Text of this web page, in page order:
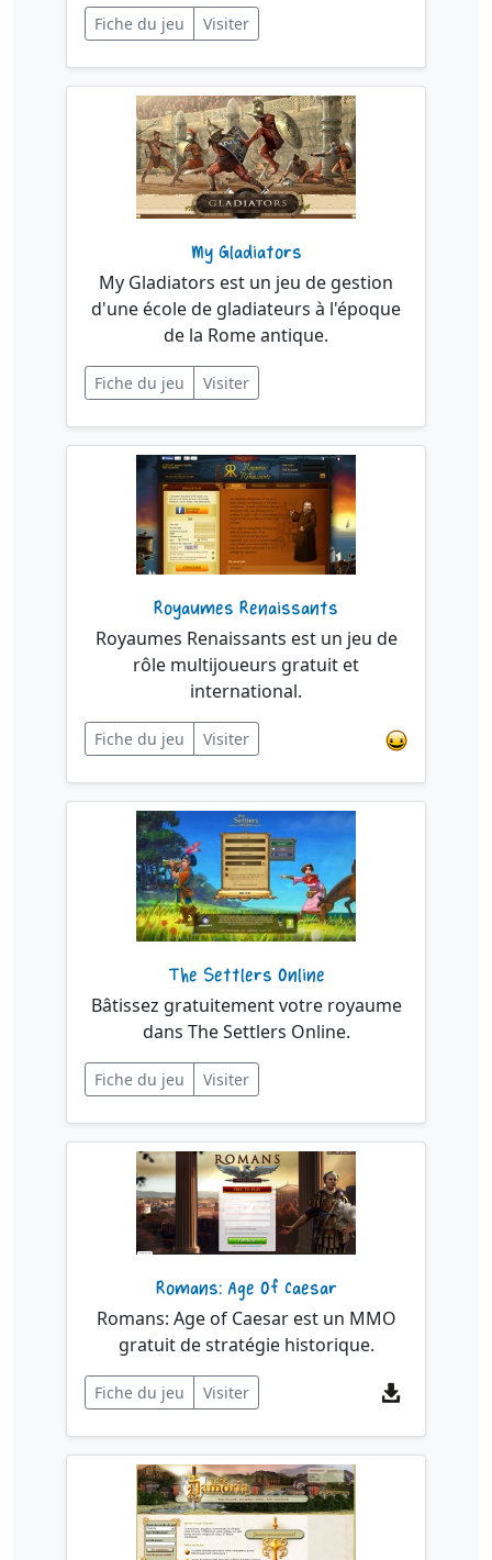
Fiche du jeu Visiter
My Gladiators
My Gladiators est un jeu de gestion
d'une école de gladiateurs à l'époque
de la Rome antique.
Fiche du jeu Visiter
Royaumes Renaissants
Royaumes Renaissants est un jeu de
rôle multijoueurs gratuit et
international.
Fiche du jeu Visiter
The Settlers Online
Bâtissez gratuitement votre royaume
dans The Settlers Online.
Fiche du jeu Visiter
Romans: Age Of Caesar
Romans: Age of Caesar est un MMO
gratuit de stratégie historique.
Fiche du jeu Visiter